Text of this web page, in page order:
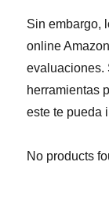
Sin embargo,
online
evaluaciones.
herramientas
este te pueda
No products